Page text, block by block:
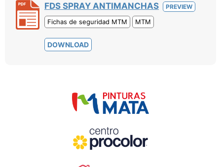
FDS SPRAY ANTIMANCHAS PREVIEW
Fichas de seguridad MTM MTM
DOWNLOAD